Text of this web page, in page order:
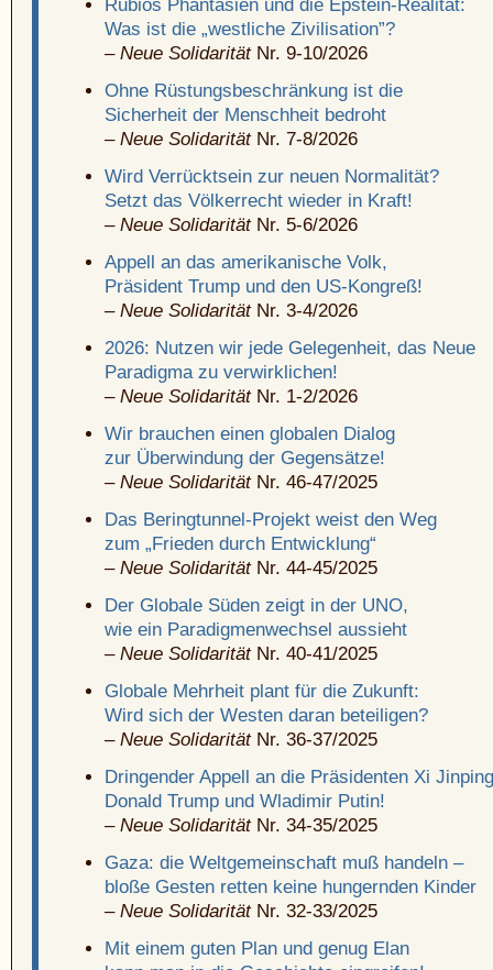
Rubios Phantasien und die Epstein-Realität:
Was ist die „westliche Zivilisation”?
– Neue SolidaritätNr. 9-10/2026
Ohne Rüstungsbeschränkung ist die
Sicherheit der Menschheit bedroht
– Neue SolidaritätNr. 7-8/2026
Wird Verrücktsein zur neuen Normalität?
Setzt das Völkerrecht wieder in Kraft!
– Neue SolidaritätNr. 5-6/2026
Appell an das amerikanische Volk,
Präsident Trump und den US-Kongreß!
– Neue SolidaritätNr. 3-4/2026
2026: Nutzen wir jede Gelegenheit, das Neue
Paradigma zu verwirklichen!
– Neue SolidaritätNr. 1-2/2026
Wir brauchen einen globalen Dialog
zur Überwindung der Gegensätze!
– Neue SolidaritätNr. 46-47/2025
Das Beringtunnel-Projekt weist den Weg
zum „Frieden durch Entwicklung“
– Neue SolidaritätNr. 44-45/2025
Der Globale Süden zeigt in der UNO,
wie ein Paradigmenwechsel aussieht
– Neue SolidaritätNr. 40-41/2025
Globale Mehrheit plant für die Zukunft:
Wird sich der Westen daran beteiligen?
– Neue SolidaritätNr. 36-37/2025
Dringender Appell an die Präsidenten Xi
Donald Trump und Wladimir Putin!
– Neue SolidaritätNr. 34-35/2025
Gaza: die Weltgemeinschaft muß handeln –
bloße Gesten retten keine hungernden Kinder
– Neue SolidaritätNr. 32-33/2025
Mit einem guten Plan und genug Elan